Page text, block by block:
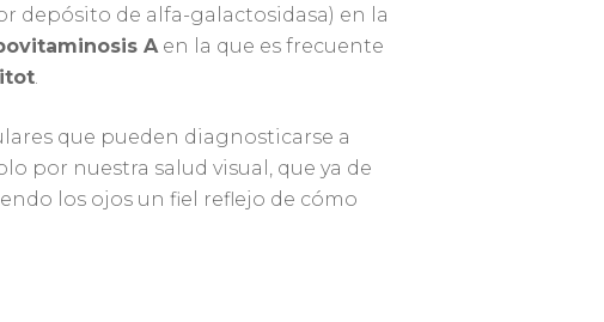
depósito de alfa-galactosidasa) en la
Aen la que es frecuente
.
que pueden diagnosticarse a
por nuestra salud visual, que ya de
los ojos un fiel reflejo de cómo